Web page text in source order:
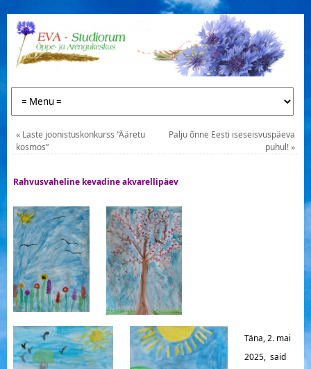
«Laste joonistuskonkurss “Ääretu
kosmos”
Palju õnne Eesti iseseisvuspäeva
puhul!»
Rahvusvaheline kevadine akvarellipäev
Täna, 2. mai
2025, said